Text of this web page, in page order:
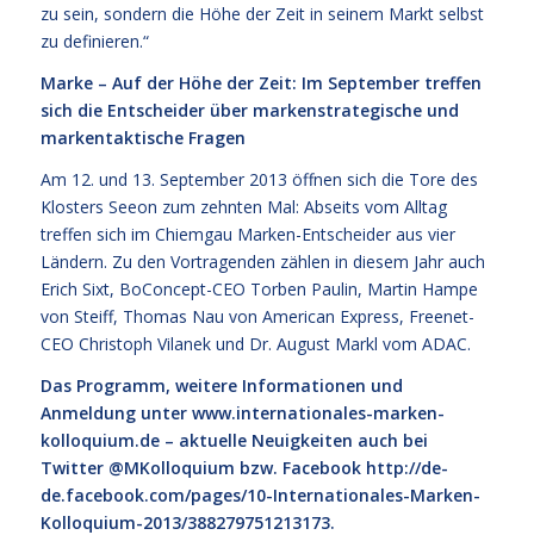
zu sein, sondern die Höhe der Zeit in seinem Markt selbst
zu definieren.“
Marke – Auf der Höhe der Zeit: Im September treffen
sich die Entscheider über markenstrategische und
markentaktische Fragen
Am 12. und 13. September 2013 öffnen sich die Tore des
Klosters Seeon zum zehnten Mal: Abseits vom Alltag
treffen sich im Chiemgau Marken-Entscheider aus vier
Ländern. Zu den Vortragenden zählen in diesem Jahr auch
Erich Sixt, BoConcept-CEO Torben Paulin, Martin Hampe
von Steiff, Thomas Nau von American Express, Freenet-
CEO Christoph Vilanek und Dr. August Markl vom ADAC.
Das Programm, weitere Informationen und
Anmeldung unter www.internationales-marken-
kolloquium.de– aktuelle Neuigkeiten auch bei
Twitter @MKolloquium bzw. Facebook http://de-
de.facebook.com/pages/10-Internationales-Marken-
Kolloquium-2013/388279751213173.